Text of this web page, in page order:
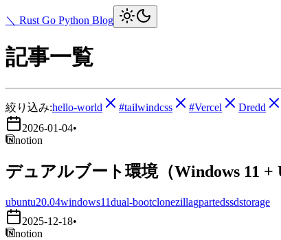
＼ Rust Go Python Blog
記事一覧
絞り込み:hello-world #tailwindcss #Vercel Dredd
2026-01-04•
notion
デュアルブート環境（Windows 11 +
ubuntu20.04windows11dual-bootclonezillagpartedssdstorage
2025-12-18•
notion